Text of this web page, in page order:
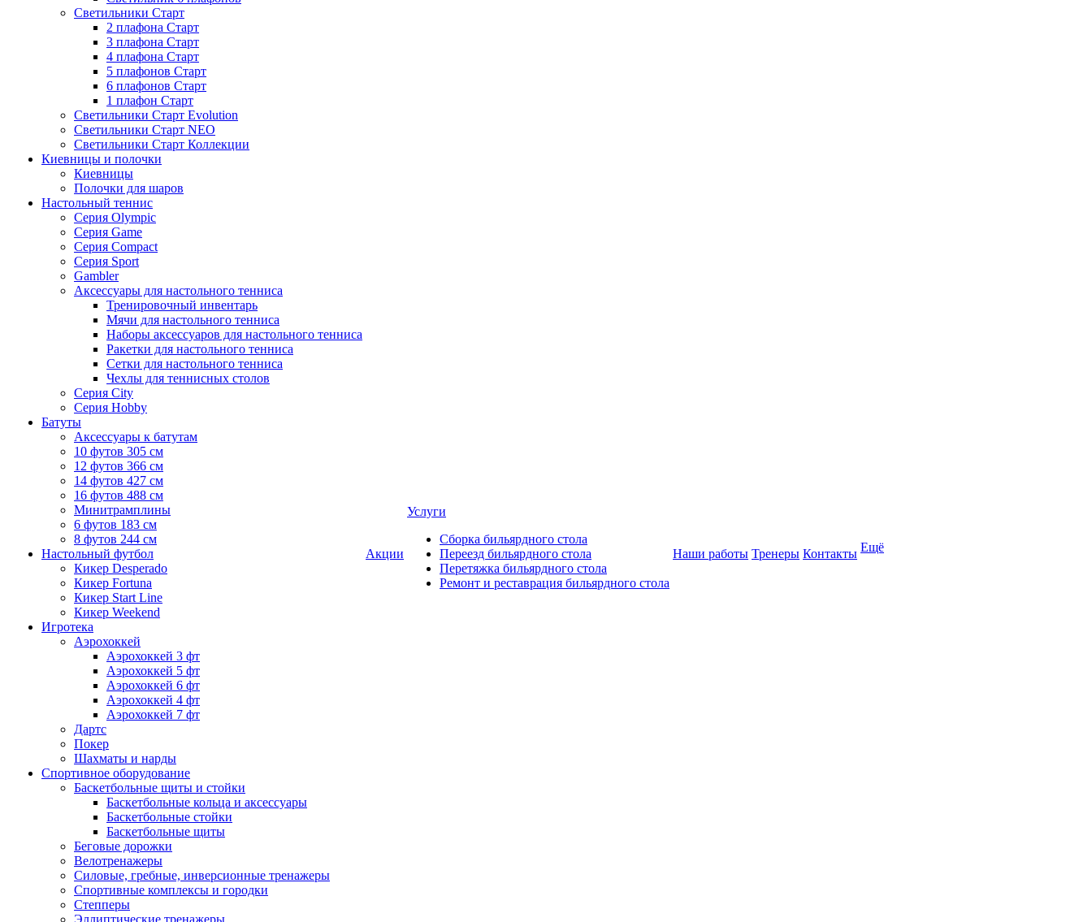
Светильники Старт
2 плафона Старт
3 плафона Старт
4 плафона Старт
5 плафонов Старт
6 плафонов Старт
1 плафон Старт
Светильники Старт Evolution
Светильники Старт NEO
Светильники Старт Коллекции
Киевницы и полочки
Киевницы
Полочки для шаров
Настольный теннис
Серия Olympic
Серия Game
Серия Compact
Серия Sport
Gambler
Аксессуары для настольного тенниса
Тренировочный инвентарь
Мячи для настольного тенниса
Наборы аксессуаров для настольного тенниса
Ракетки для настольного тенниса
Сетки для настольного тенниса
Чехлы для теннисных столов
Серия City
Серия Hobby
Батуты
Аксессуары к батутам
10 футов 305 см
12 футов 366 см
14 футов 427 см
16 футов 488 см
Минитрамплины
6 футов 183 см
8 футов 244 см
Настольный футбол
Кикер Desperado
Кикер Fortuna
Кикер Start Line
Кикер Weekend
Игротека
Аэрохоккей
Аэрохоккей 3 фт
Аэрохоккей 5 фт
Аэрохоккей 6 фт
Аэрохоккей 4 фт
Аэрохоккей 7 фт
Дартс
Покер
Шахматы и нарды
Спортивное оборудование
Баскетбольные щиты и стойки
Баскетбольные кольца и аксессуары
Баскетбольные стойки
Баскетбольные щиты
Беговые дорожки
Велотренажеры
Силовые, гребные, инверсионные тренажеры
Спортивные комплексы и городки
Степперы
Эллиптические тренажеры
Акции
Услуги
Сборка бильярдного стола
Переезд бильярдного стола
Перетяжка бильярдного стола
Ремонт и реставрация бильярдного стола
Наши работы Тренеры Контакты Ещё